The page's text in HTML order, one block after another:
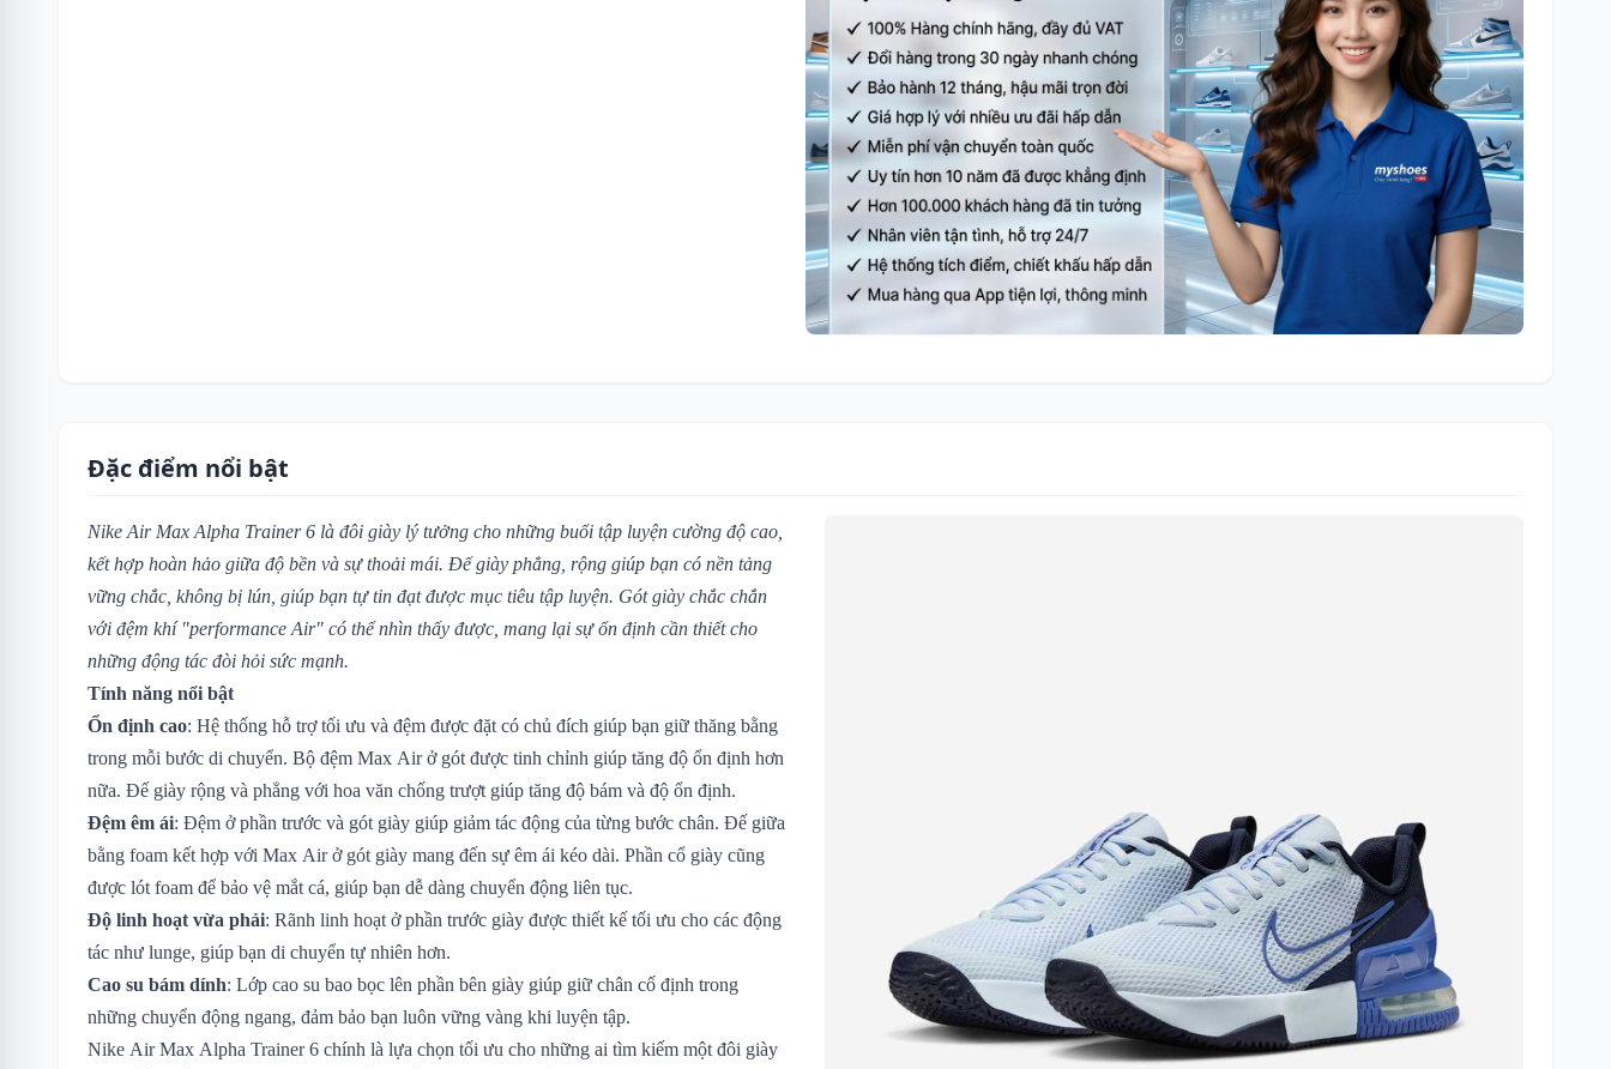
Đặc điểm nổi bật
Nike Air Max Alpha Trainer 6 là đôi giày lý tưởng cho những buổi tập luyện cường độ cao,
kết hợp hoàn hảo giữa độ bền và sự thoải mái. Đế giày phẳng, rộng giúp bạn có nền tảng
vững chắc, không bị lún, giúp bạn tự tin đạt được mục tiêu tập luyện. Gót giày chắc chắn
với đệm khí "performance Air" có thể nhìn thấy được, mang lại sự ổn định cần thiết cho
những động tác đòi hỏi sức mạnh.
Tính năng nổi bật
Ổn định cao: Hệ thống hỗ trợ tối ưu và đệm được đặt có chủ đích giúp bạn giữ thăng bằng
trong mỗi bước di chuyển. Bộ đệm Max Air ở gót được tinh chỉnh giúp tăng độ ổn định hơn
nữa. Đế giày rộng và phẳng với hoa văn chống trượt giúp tăng độ bám và độ ổn định.
Đệm êm ái: Đệm ở phần trước và gót giày giúp giảm tác động của từng bước chân. Đế giữa
bằng foam kết hợp với Max Air ở gót giày mang đến sự êm ái kéo dài. Phần cổ giày cũng
được lót foam để bảo vệ mắt cá, giúp bạn dễ dàng chuyển động liên tục.
Độ linh hoạt vừa phải: Rãnh linh hoạt ở phần trước giày được thiết kế tối ưu cho các động
tác như lunge, giúp bạn di chuyển tự nhiên hơn.
Cao su bám dính: Lớp cao su bao bọc lên phần bên giày giúp giữ chân cố định trong
những chuyển động ngang, đảm bảo bạn luôn vững vàng khi luyện tập.
Nike Air Max Alpha Trainer 6 chính là lựa chọn tối ưu cho những ai tìm kiếm một đôi giày